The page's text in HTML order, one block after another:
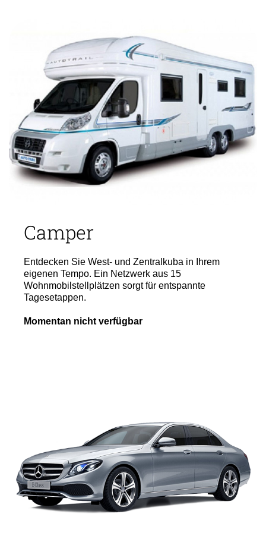
Camper
Entdecken Sie West- und Zentralkuba in Ihrem
eigenen Tempo. Ein Netzwerk aus 15
Wohnmobilstellplätzen sorgt für entspannte
Tagesetappen.
Momentan nicht verfügbar